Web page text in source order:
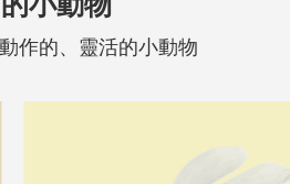
作的、靈活的小動物